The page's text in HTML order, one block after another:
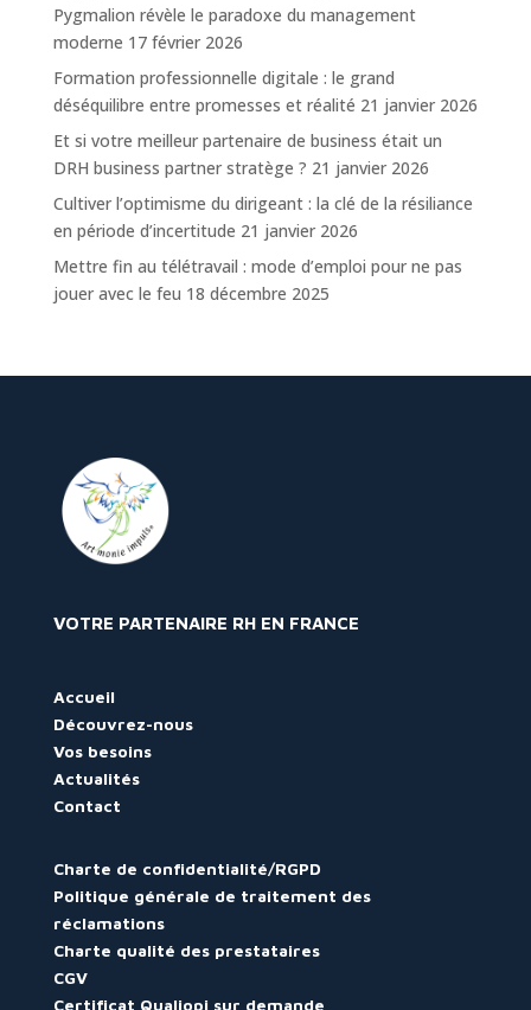
Pygmalion révèle le paradoxe du management
moderne 17 février 2026
Formation professionnelle digitale : le grand
déséquilibre entre promesses et réalité 21 janvier 2026
Et si votre meilleur partenaire de business était un
DRH business partner stratège ? 21 janvier 2026
Cultiver l’optimisme du dirigeant : la clé de la résiliance
en période d’incertitude 21 janvier 2026
Mettre fin au télétravail : mode d’emploi pour ne pas
jouer avec le feu 18 décembre 2025
VOTRE PARTENAIRE RH EN FRANCE
Accueil
Découvrez-nous
Vos besoins
Actualités
Contact
Charte de confidentialité/RGPD
Politique générale de traitement des
réclamations
Charte qualité des prestataires
CGV
Certificat Qualiopi sur demande